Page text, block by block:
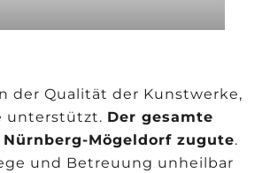
der Qualität der Kunstwerke,
unterstützt. Der gesamte
Mögeldorf zugute.
und Betreuung unheilbar